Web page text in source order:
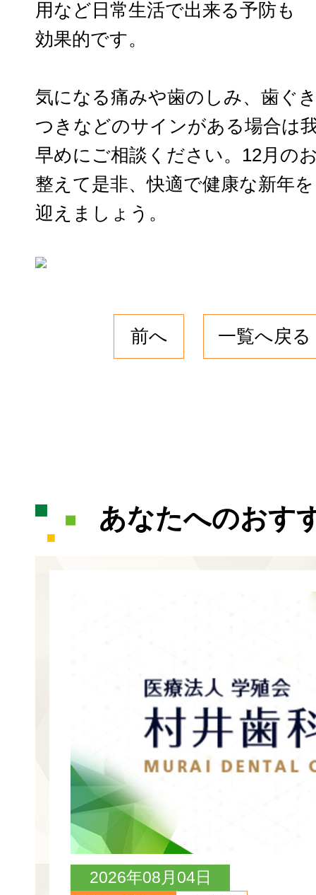
用など日常生活で出来る予防も
効果的です。
気になる痛みや歯のしみ、歯ぐ
つきなどのサインがある場合は
早めにご相談ください。12月の
整えて是非、快適で健康な新年を
迎えましょう。
前へ 一覧へ戻る
あなたへのおす
2026年08月04日